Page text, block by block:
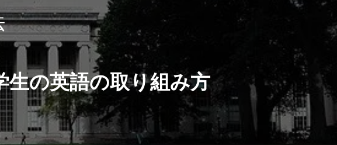
の英語の取り組み方